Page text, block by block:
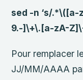
sed -n ‘s/
9.-]\+\.[a-zA-
Pour remplacer
JJ/MM/AAAA